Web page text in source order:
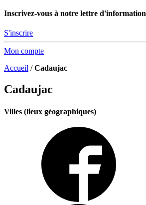
Inscrivez-vous à notre lettre d'information
S'inscrire
Mon compte
Accueil /Cadaujac
Cadaujac
Villes (lieux géographiques)